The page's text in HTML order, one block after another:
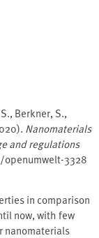
Berkner, S.,
Nanomaterials
and regulations
3328
in comparison
now, with few
nanomaterials